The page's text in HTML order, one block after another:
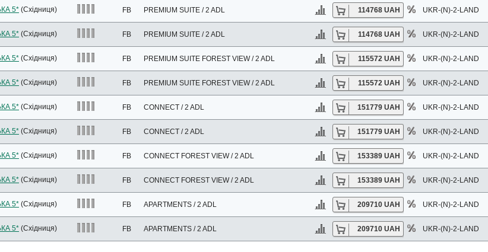
5* (Східниця) FB PREMIUM SUITE / 2 ADL 114768 UAH UKR-(N)-2-LAND
5* (Східниця) FB PREMIUM SUITE / 2 ADL 114768 UAH UKR-(N)-2-LAND
5* (Східниця) FB PREMIUM SUITE FOREST VIEW / 2 ADL 115572 UAH UKR-(N)-2-LAND
5* (Східниця) FB PREMIUM SUITE FOREST VIEW / 2 ADL 115572 UAH UKR-(N)-2-LAND
5* (Східниця) FB CONNECT / 2 ADL 151779 UAH UKR-(N)-2-LAND
5* (Східниця) FB CONNECT / 2 ADL 151779 UAH UKR-(N)-2-LAND
5* (Східниця) FB CONNECT FOREST VIEW / 2 ADL 153389 UAH UKR-(N)-2-LAND
5* (Східниця) FB CONNECT FOREST VIEW / 2 ADL 153389 UAH UKR-(N)-2-LAND
5* (Східниця) FB APARTMENTS / 2 ADL 209710 UAH UKR-(N)-2-LAND
5* (Східниця) FB APARTMENTS / 2 ADL 209710 UAH UKR-(N)-2-LAND